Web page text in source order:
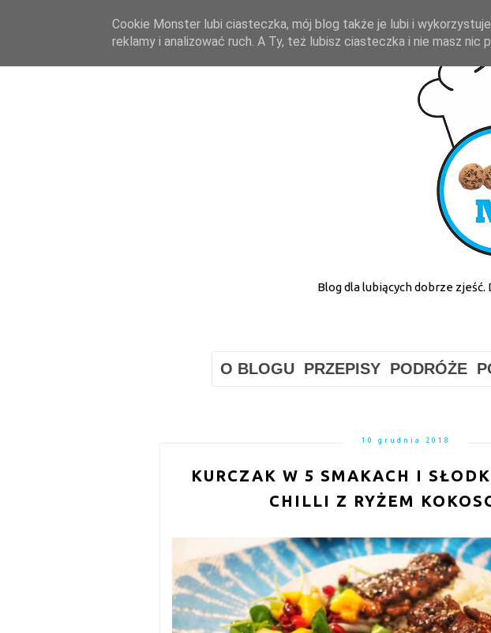
Blog dla lubiących dobrze
O BLOGU PRZEPISY PODRÓŻE
10 grudnia 2018
KURCZAK W 5 SMAKACH I
CHILLI Z RYŻEM
Cookie Monster lubi ciasteczka, mój blog także je lubi i
reklamy i analizować ruch. A Ty, też lubisz ciasteczka i nie masz